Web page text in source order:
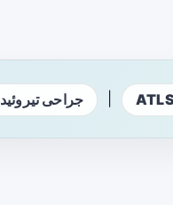
جراحی تیروئید